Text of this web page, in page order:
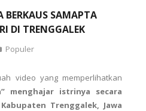
BERKAUS SAMAPTA
DI TRENGGALEK
Populer
video yang memperlihatkan
menghajar istrinya secara
Trenggalek, Jawa